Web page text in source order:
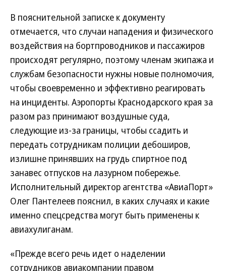
В пояснительной записке к документу
отмечается, что случаи нападения и физического
воздействия на бортпроводников и пассажиров
происходят регулярно, поэтому членам экипажа и
службам безопасности нужны новые полномочия,
чтобы своевременно и эффективно реагировать
на инциденты. Аэропорты Краснодарского края за
разом раз принимают воздушные суда,
следующие из-за границы, чтобы ссадить и
передать сотрудникам полиции дебоширов,
излишне принявших на грудь спиртное под
занавес отпусков на лазурном побережье.
Исполнительный директор агентства «АвиаПорт»
Олег Пантелеев пояснил, в каких случаях и какие
именно спецсредства могут быть применены к
авиахулиганам.
«Прежде всего речь идет о наделении
сотрудников авиакомпании правом